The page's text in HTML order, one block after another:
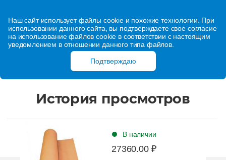
Наш сайт использует файлы cookie и похожие технологии. При
использовании данного сайта, вы подтверждаете свое согласие
на использование файлов cookie в соответствии с настоящим
уведомлением в отношении данного типа файлов.
Подтверждаю
История просмотров
В наличии
27360.00 ₽